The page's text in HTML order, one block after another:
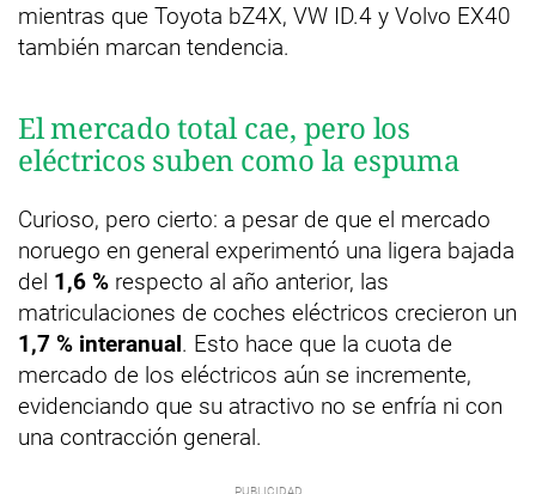
mientras que Toyota bZ4X, VW ID.4 y Volvo EX40
también marcan tendencia.
El mercado total cae, pero los
eléctricos suben como la espuma
Curioso, pero cierto: a pesar de que el mercado
noruego en general experimentó una ligera bajada
del 1,6 % respecto al año anterior, las
matriculaciones de coches eléctricos crecieron un
1,7 % interanual. Esto hace que la cuota de
mercado de los eléctricos aún se incremente,
evidenciando que su atractivo no se enfría ni con
una contracción general.